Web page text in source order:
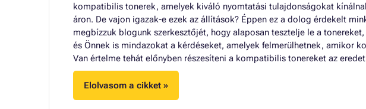
kompatibilis tonerek, amelyek kiváló nyomtatási tulajdonságokat
áron. De vajon igazak-e ezek az állítások? Éppen ez a dolog érdekelt
megbízzuk blogunk szerkesztőjét, hogy alaposan tesztelje le a
és Önnek is mindazokat a kérdéseket, amelyek felmerülhetnek, amikor
Van értelme tehát előnyben részesíteni a kompatibilis tonereket az
Elolvasom a cikket »